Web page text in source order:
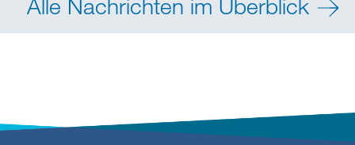
Alle Nachrichten im Überblick